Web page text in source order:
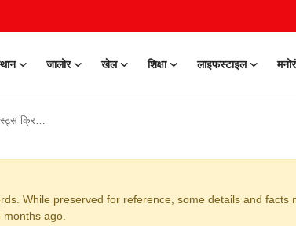
जालोर खेल शिक्षा लाइफस्टाइल
बढ़ावा देता है - प्रबल जैन
While preserved for reference, some details and facts
ago.